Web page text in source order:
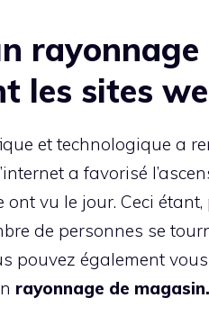
les sites
et technologique a
a favorisé
ont vu le jour. Ceci
de personnes se
pouvez également
rayonnage de magasin.